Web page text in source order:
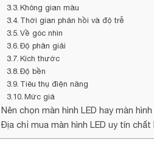
Không gian màu
Thời gian phản hồi và độ trễ
Về góc nhìn
Độ phân giải
Kích thước
Độ bền
Tiêu thụ điện năng
Mức giá
Nên chọn màn hình LED hay màn hình
Địa chỉ mua màn hình LED uy tín